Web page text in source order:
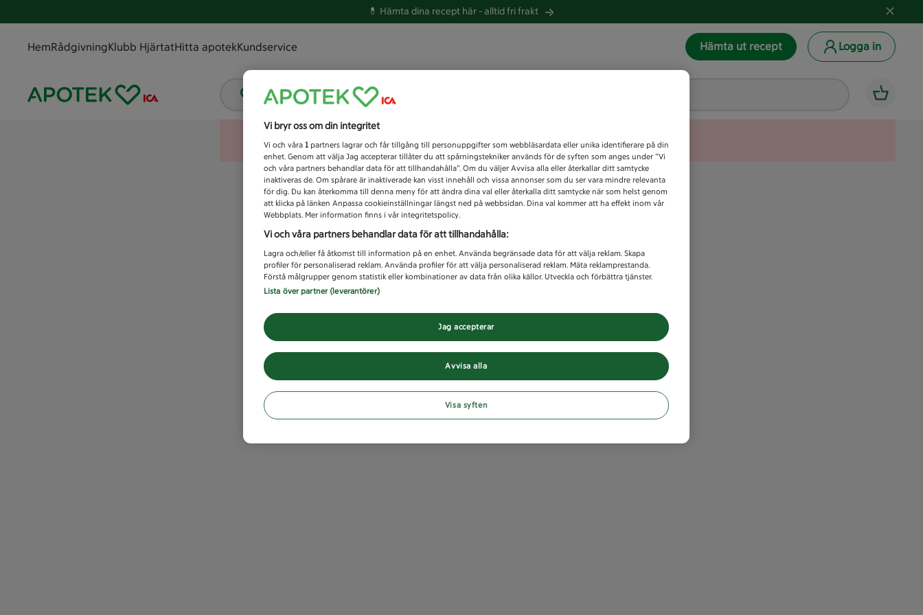
💊 Hämta dina recept här -alltid fri frakt
HemRådgivningKlubb HjärtatHitta apotekKundservice Hämta ut recept Logga in
Vad letar du efter idag?
Unknown error
Vi bryr oss om din integritet
Vi och våra 1 partners lagrar och får tillgång till personuppgifter som webbläsardata eller unika identifierare på din
enhet. Genom att välja Jag accepterar tillåter du att spårningstekniker används för de syften som anges under ”Vi
och våra partners behandlar data för att tillhandahålla”. Om du väljer Avvisa alla eller återkallar ditt samtycke
inaktiveras de. Om spårare är inaktiverade kan visst innehåll och vissa annonser som du ser vara mindre relevanta
för dig. Du kan återkomma till denna meny för att ändra dina val eller återkalla ditt samtycke när som helst genom
att klicka på länken Anpassa cookieinställningar längst ned på webbsidan. Dina val kommer att ha effekt inom vår
Webbplats. Mer information finns i vår integritetspolicy.
Vi och våra partners behandlar data för att tillhandahålla:
Lagra och/eller få åtkomst till information på en enhet. Använda begränsade data för att välja reklam. Skapa
profiler för personaliserad reklam. Använda profiler för att välja personaliserad reklam. Mäta reklamprestanda.
Förstå målgrupper genom statistik eller kombinationer av data från olika källor. Utveckla och förbättra tjänster.
Lista över partner (leverantörer)
Avvisa alla
Jag accepterar
Visa syften